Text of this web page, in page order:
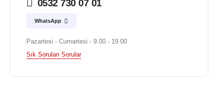
0532 730 07 01
WhatsApp
Pazartesi - Cumartesi - 9.00 - 19.00
Sık Sorulan Sorular